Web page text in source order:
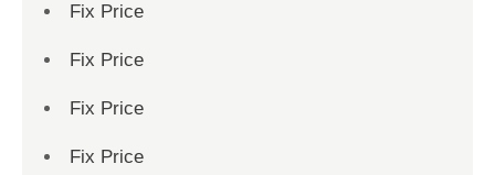
Fix Price
Fix Price
Fix Price
Fix Price